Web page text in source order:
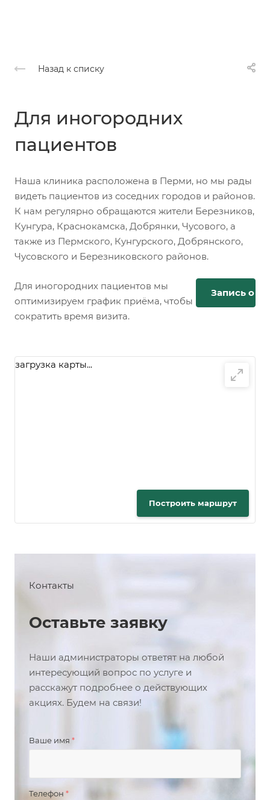
Назад к списку
Для иногородних
пациентов
Наша клиника расположена в Перми, но мы рады
видеть пациентов из соседних городов и районов.
К нам регулярно обращаются жители Березников,
Кунгура, Краснокамска, Добрянки, Чусового, а
также из Пермского, Кунгурского, Добрянского,
Чусовского и Березниковского районов.
Для иногородних пациентов мы
оптимизируем график приёма, чтобы
сократить время визита.
Запись
загрузка карты...
Построить маршрут
Контакты
Оставьте заявку
Наши администраторы ответят на любой
интересующий вопрос по услуге и
расскажут подробнее о действующих
акциях. Будем на связи!
Ваше имя *
Телефон *